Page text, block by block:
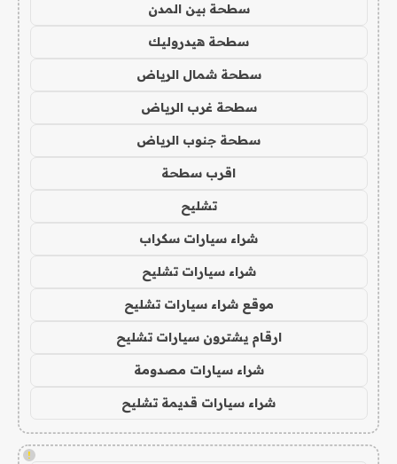
سطحة بين المدن
سطحة هيدروليك
سطحة شمال الرياض
سطحة غرب الرياض
سطحة جنوب الرياض
اقرب سطحة
تشليح
شراء سيارات سكراب
شراء سيارات تشليح
موقع شراء سيارات تشليح
ارقام يشترون سيارات تشليح
شراء سيارات مصدومة
شراء سيارات قديمة تشليح
!